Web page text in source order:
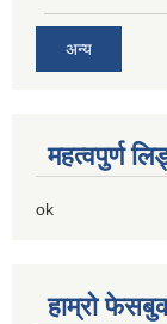
अन्य
महत्वपुर्ण
ok
हाम्रो